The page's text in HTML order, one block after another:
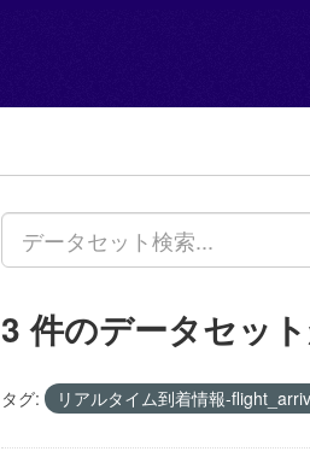
3 件のデータセッ
タグ: リアルタイム到着情報-